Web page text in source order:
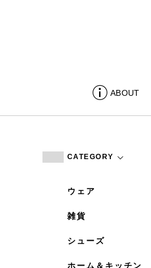
ABOUT
CATEGORY
ウェア
雑貨
シューズ
ホーム＆キッチン